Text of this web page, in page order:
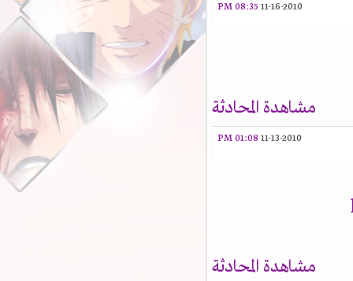
11-16-2010
08:35 PM
مشاهدة المحادثة
11-13-2010
01:08 PM
مشاهدة المحادثة